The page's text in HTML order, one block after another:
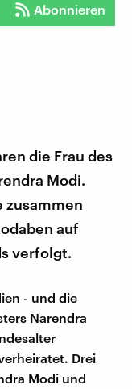
Abonnieren
die Frau des
Modi.
zusammen
auf
verfolgt.
- und die
Narendra
Drei
Modi und